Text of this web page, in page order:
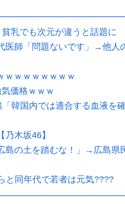
乳でも次元が違うと話題に
医師「問題ないです」→他人
ｗｗｗｗｗｗｗｗ
価格ｗｗｗ
韓国内では適合する血液を
木坂46】
島の土を踏むな！」→広島県
と同年代で若者は元気????